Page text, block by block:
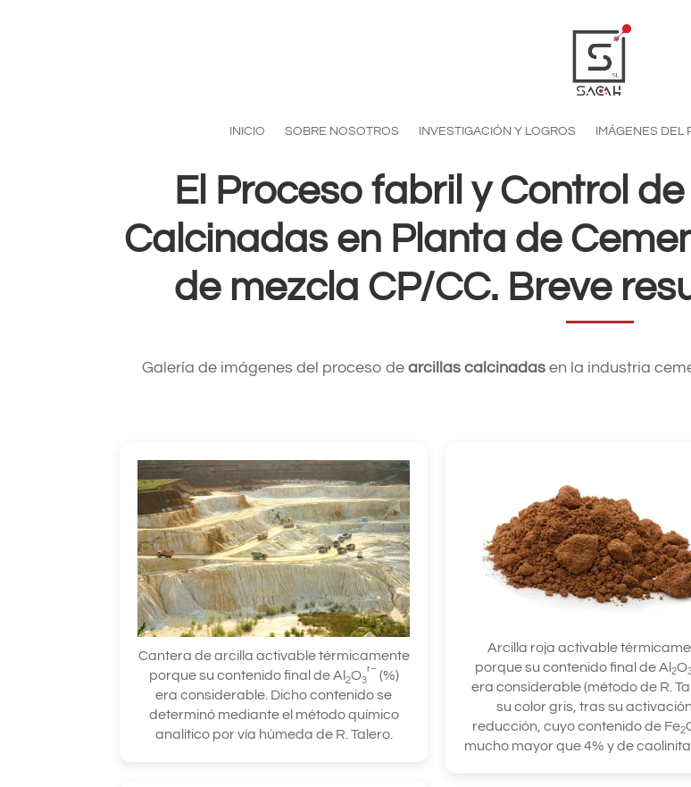
INICIO SOBRE NOSOTROS INVESTIGACIÓN Y LOGROS IMÁGENES DEL
El Proceso fabril y Control
Calcinadas en Planta de
de mezcla CP/CC. Breve
Galería de imágenes del proceso de arcillas calcinadasen la industria
Cantera de arcilla activable térmicamente
porque su contenido final de Al 2O3
r– (%)
era considerable. Dicho contenido se
determinó mediante el método químico
analítico por vía húmeda de R. Talero.
Arcilla roja activable
porque su contenido final de Al 2O
era considerable (método de R.
su color gris, tras su
reducción, cuyo contenido de Fe2
mucho mayor que 4% y de caolinita